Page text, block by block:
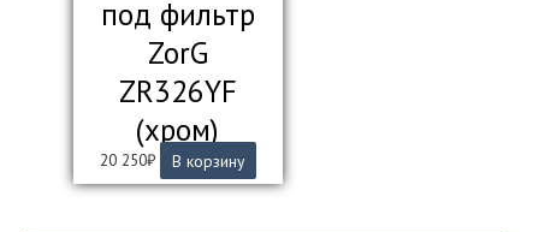
под фильтр
ZorG
ZR326YF
(хром)
20 250₽ В корзину